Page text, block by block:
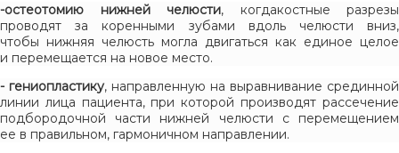
-остеотомию нижней челюсти, когдакостные разрезы
проводят за коренными зубами вдоль челюсти вниз,
чтобы нижняя челюсть могла двигаться как единое целое
и перемещается на новое место.
- гениопластику, направленную на выравнивание срединной
линии лица пациента, при которой производят рассечение
подбородочной части нижней челюсти с перемещением
ее в правильном, гармоничном направлении.